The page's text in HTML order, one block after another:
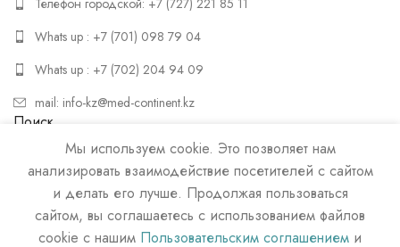
Whats up : +7 (701) 098 79 04
Whats up : +7 (702) 204 94 09
mail: info-kz@med-continent.kz
Поиск
ПОИСК
Мы используем cookie. Это позволяет нам
анализировать взаимодействие посетителей с сайтом
и делать его лучше. Продолжая пользоваться
сайтом, вы соглашаетесь с использованием файлов
cookie с нашим Пользовательским соглашением и